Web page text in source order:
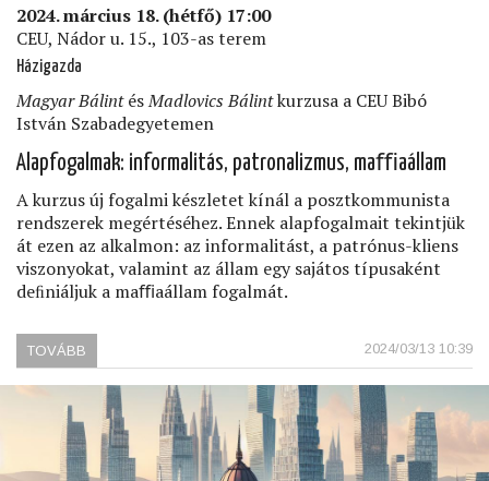
2024. március 18. (hétfő) 17:00
CEU, Nádor u. 15., 103-as terem
Házigazda
Magyar BálintésMadlovics Bálintkurzusa a CEU Bibó
István Szabadegyetemen
Alapfogalmak: informalitás, patronalizmus, maﬃaállam
A kurzus új fogalmi készletet kínál a posztkommunista
rendszerek megértéséhez. Ennek alapfogalmait tekintjük
át ezen az alkalmon: az informalitást, a patrónus-kliens
viszonyokat, valamint az állam egy sajátos típusaként
deﬁniáljuk a maﬃaállam fogalmát.
2024/03/13 10:39
TOVÁBB
POSZTKOMMUNISTA
RENDSZEREK
ANATÓMIÁJA,
ELŐADÁS)